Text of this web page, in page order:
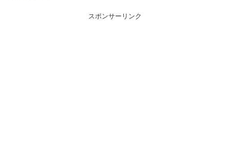
スポンサーリンク